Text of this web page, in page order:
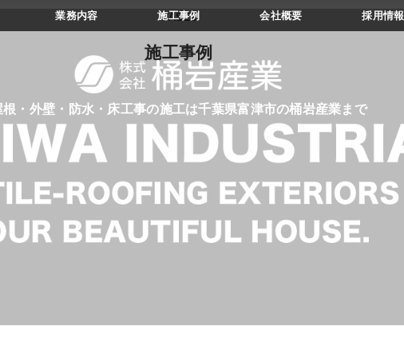
業務内容 施工事例 会社概要 採用情報
根・外壁・防水・床工事の施工は千葉県富津市の桶岩産業まで
CASES
施工事例